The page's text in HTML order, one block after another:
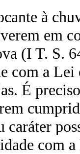
à
em
(I T. S.
com a
É
caráter
com